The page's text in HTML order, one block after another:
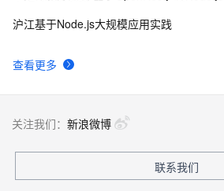
查看更多
沪江基于Node.js大规模应用实践
关注我们： 新浪微博
联系我们